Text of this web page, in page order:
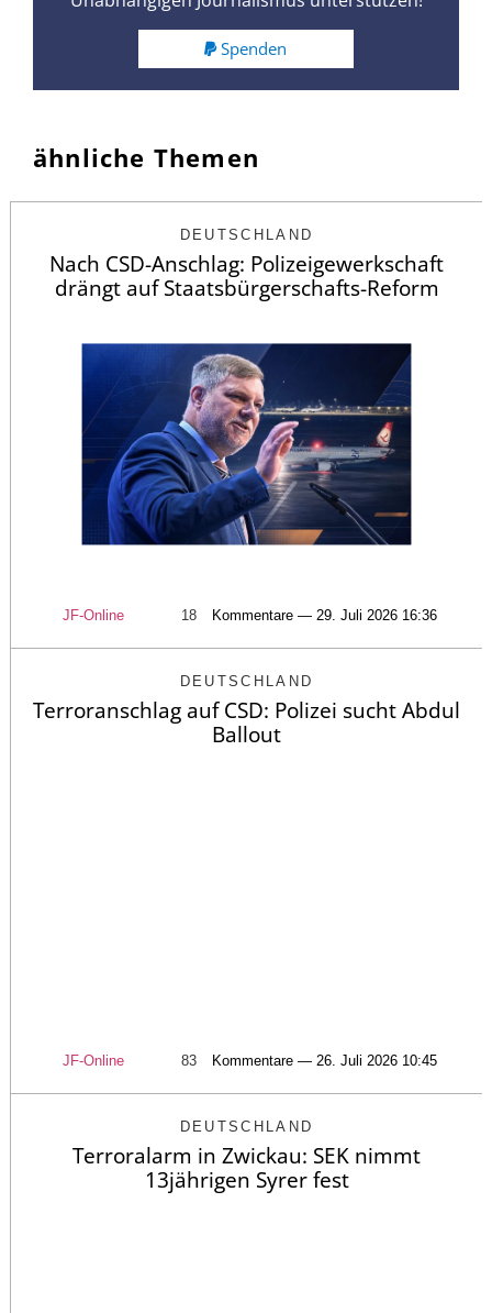
Spenden
ähnliche Themen
DEUTSCHLAND
Nach CSD-Anschlag: Polizeigewerkschaft
drängt auf Staatsbürgerschafts-Reform
JF-Online 18 Kommentare — 29. Juli 2026 16:36
DEUTSCHLAND
Terroranschlag auf CSD: Polizei sucht Abdul
Ballout
JF-Online 83 Kommentare — 26. Juli 2026 10:45
DEUTSCHLAND
Terroralarm in Zwickau: SEK nimmt
13jährigen Syrer fest